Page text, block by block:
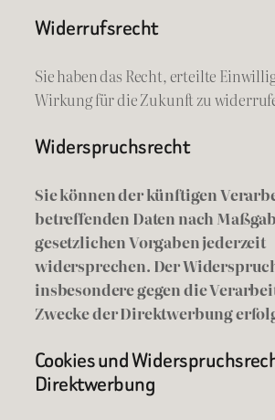
Widerrufsrecht
Sie haben das Recht, erteilte
Wirkung für die Zukunft zu
Widerspruchsrecht
Sie können der künftigen
betreffenden Daten nach
gesetzlichen Vorgaben jederzeit
widersprechen. Der
insbesondere gegen die
Zwecke der Direktwerbung
Cookies und
Direktwerbung